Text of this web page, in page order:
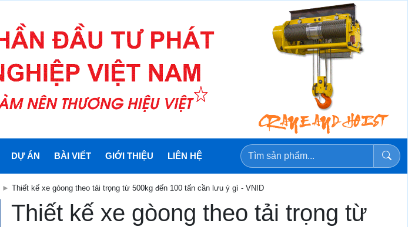
DỰ ÁN BÀI VIẾT GIỚI THIỆU LIÊN HỆ
► Thiết kế xe gòong theo tải trọng từ 500kg đến 100 tấn cần lưu ý gì - VNID
Thiết kế xe gòong theo tải trọng từ